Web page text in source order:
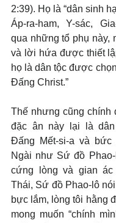
2:39). Họ là “dân sinh
Áp-ra-ham, Y-sác,
qua những tổ phụ này,
và lời hứa được thiết
họ là dân tộc được
Đấng Christ.”
Thế nhưng cũng chính
đặc ân này lại là
Đấng Mết-si-a và
Ngài như Sứ đồ
cứng lòng và gian
Thái, Sứ đồ Phao-lô
bực lắm, lòng tôi hằng
mong muốn “chính